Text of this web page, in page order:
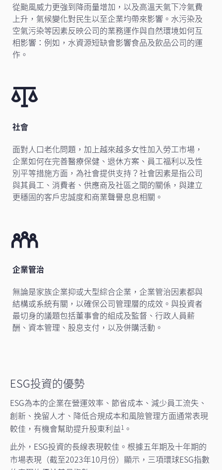
從颱風威力更強到降雨量增加，以及高溫天氣下冷氣費
上升，氣候變化對民生以至企業均帶來影響。水污染及
空氣污染等因素反映公司的業務運作與自然環境如何互
相影響：例如，水資源短缺會影響食品及飲品公司的運
作。
社會
面對人口老化問題，加上越來越多女性加入勞工市場，
企業如何在完善醫療保健、退休方案、員工福利以及性
別平等措施方面，為社會提供支持？社會因素是指公司
與其員工、消費者、供應商及社區之間的關係，與建立
更穩固的客戶忠誠度和商業聲譽息息相關。
企業管治
無論是家族企業抑或大型綜合企業，企業管治因素都與
結構或系統有關，以確保公司管理層的成效。與投資者
最切身的議題包括董事會的組成及監督、行政人員薪
酬、資本管理、股息支付，以及併購活動。
ESG投資的優勢
ESG為本的企業在營運效率、節省成本、減少員工流失、
創新、挽留人才、降低合規成本和風險管理方面通常表現
較佳，有機會幫助提升股東利益1 。
此外，ESG投資的長線表現較佳。根據五年期及十年期的
市場表現（截至2023年10月份）顯示，三項環球ESG指數